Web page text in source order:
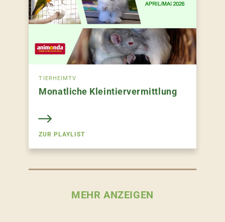
TIERHEIMTV
Monatliche Kleintiervermittlung
ZUR PLAYLIST
MEHR ANZEIGEN